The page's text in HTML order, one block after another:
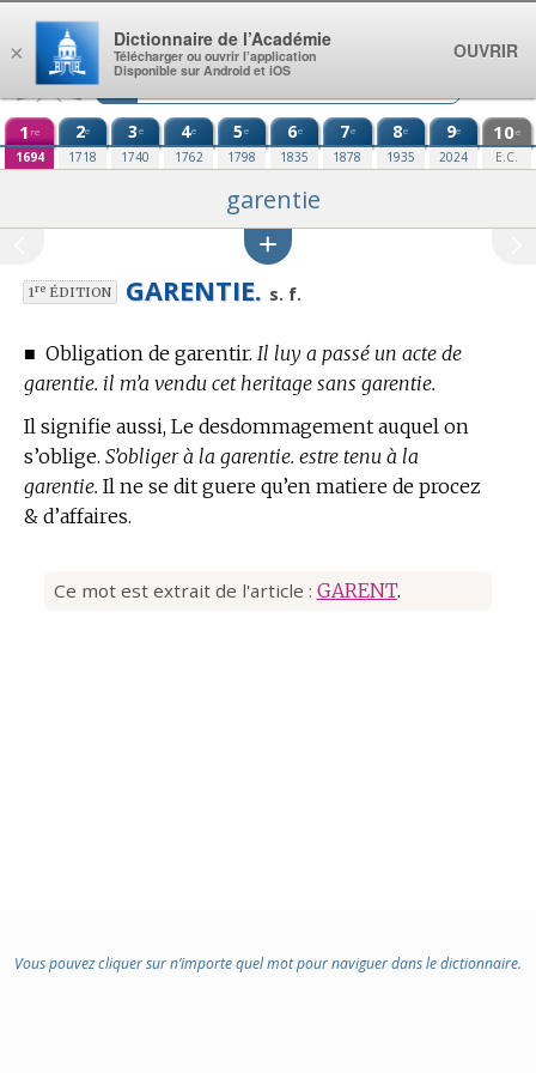
Aller au contenu
1 re
1694
2e
1718
3e
1740
4e
1762
5e
1798
6e
1835
7e
1878
8e
1935
9e
2024
10e
E.C.
garentie
1reÉDITION GARENTIE. s. f.
■ Obligation de garentir. Il luy a passé un acte de
garentie. il m’a vendu cet heritage sans garentie.
Il signifie aussi, Le desdommagement auquel on
s’oblige. S’obliger à la garentie. estre tenu à la
garentie. Il ne se dit guere qu’en matiere de procez
& d’affaires.
Ce mot est extrait de l'article : GARENT.
Vous pouvez cliquer sur n’importe quel mot pour naviguer dans le dictionnaire.
×
Dictionnaire de l’Académie
Télécharger ou ouvrir l’application
Disponible sur Android et iOS
OUVRIR